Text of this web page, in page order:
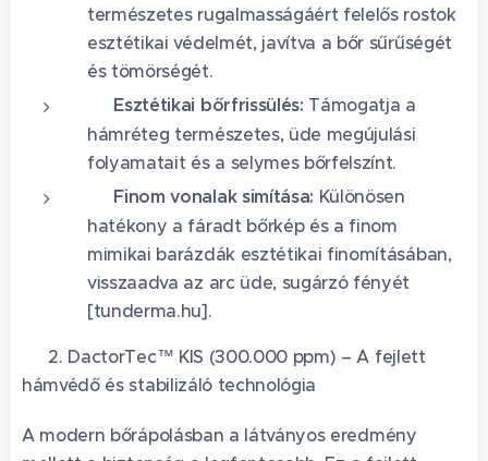
természetes rugalmasságáért felelős rostok
esztétikai védelmét, javítva a bőr sűrűségét
és tömörségét.
Esztétikai bőrfrissülés: Támogatja a
hámréteg természetes, üde megújulási
folyamatait és a selymes bőrfelszínt.
Finom vonalak simítása: Különösen
hatékony a fáradt bőrkép és a finom
mimikai barázdák esztétikai finomításában,
visszaadva az arc üde, sugárzó fényét
[tunderma.hu].
🛡️ 2. DactorTec™ KIS (300.000 ppm) – A fejlett
hámvédő és stabilizáló technológia
A modern bőrápolásban a látványos eredmény